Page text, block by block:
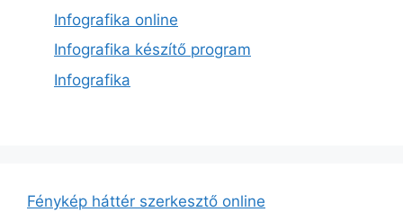
Infografika online
Infografika készítő program
Infografika
Fénykép háttér szerkesztő online